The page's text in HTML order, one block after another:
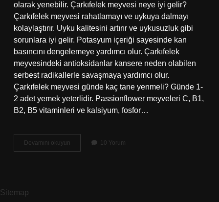
olarak yenebilir. Çarkıfelek meyvesi neye iyi gelir?
Çarkıfelek meyvesi rahatlamayı ve uykuya dalmayı
kolaylaştırır. Uyku kalitesini artırır ve uykusuzluk gibi
sorunlara iyi gelir. Potasyum içeriği sayesinde kan
basıncını dengelemeye yardımcı olur. Çarkıfelek
meyvesindeki antioksidanlar kansere neden olabilen
serbest radikallerle savaşmaya yardımcı olur.
Çarkıfelek meyvesi günde kaç tane yenmeli? Günde 1-
2 adet yemek yeterlidir. Passionflower meyveleri C, B1,
B2, B5 vitaminleri ve kalsiyum, fosfor…
Devamını okuyun Çarkıfelek
Meyvesinin
10 Yorum
Sitemap